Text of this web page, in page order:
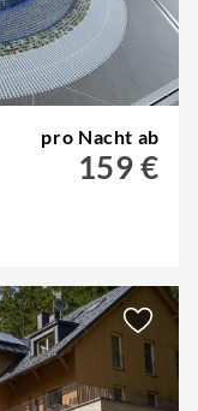
pro Nacht ab
159 €